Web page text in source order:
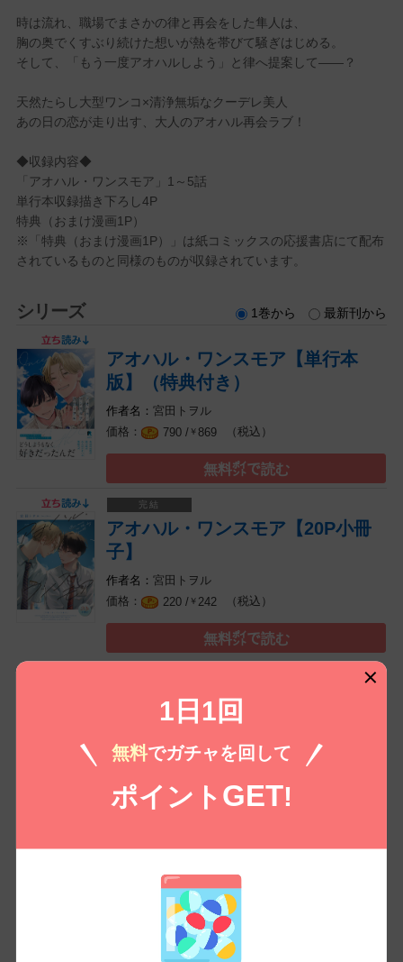
時は流れ、職場でまさかの律と再会をした隼人は、
胸の奥でくすぶり続けた想いが熱を帯びて騒ぎはじめる。
そして、「もう一度アオハルしよう」と律へ提案して――？
天然たらし大型ワンコ×清浄無垢なクーデレ美人
あの日の恋が走り出す、大人のアオハル再会ラブ！
◆収録内容◆
「アオハル・ワンスモア」1～5話
単行本収録描き下ろし4P
特典（おまけ漫画1P）
※「特典（おまけ漫画1P）」は紙コミックスの応援書店にて配布
されているものと同様のものが収録されています。
シリーズ 1巻から 最新刊から
アオハル・ワンスモア【単行本
版】（特典付き）
宮田トヲル
790 /￥ 869 （税込）
無料㌽で読む
アオハル・ワンスモア【20P小冊
子】
宮田トヲル
220 /￥ 242 （税込）
無料㌽で読む
コイコミ編集部推し
1日1回
無料でガチャを回して
ポイント GET!